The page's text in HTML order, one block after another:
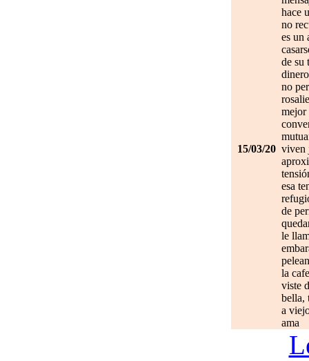
15/03/20
hace
no
es un
de su
no
mejor
viven
esa
de
le
la
viste
bella,
a
ama